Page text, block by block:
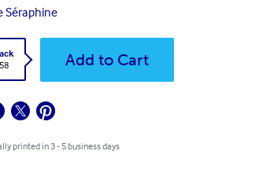
Séraphine
Add to Cart
printed in 3 - 5 business days